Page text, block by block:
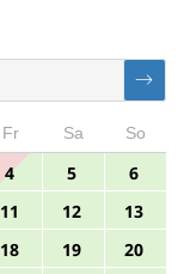
Fr Sa
So
4 5 6
11 12 13
18 19 20